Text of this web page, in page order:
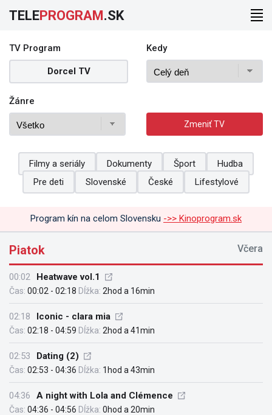
TELEPROGRAM.SK
TV Program
Dorcel TV
Kedy
Žánre
Zmeniť TV
Filmy a seriály Dokumenty Šport
Hudba
Pre deti
Slovenské České Lifestylové
Program kín na celom Slovensku ->> Kinoprogram.sk
Piatok Včera
00:02 Heatwave vol.1
Čas: 00:02 - 02:18 Dĺžka: 2hod a 16min
02:18 Iconic - clara mia
Čas: 02:18 - 04:59 Dĺžka: 2hod a 41min
02:53 Dating (2)
Čas: 02:53 - 04:36 Dĺžka: 1hod a 43min
04:36 A night with Lola and Clémence
Čas: 04:36 - 04:56 Dĺžka: 0hod a 20min